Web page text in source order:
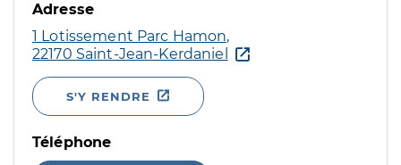
Adresse
1 Lotissement Parc Hamon,
22170 Saint-Jean-Kerdaniel
S'Y RENDRE
Téléphone